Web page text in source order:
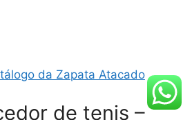
da Zapata Atacado
de tenis –